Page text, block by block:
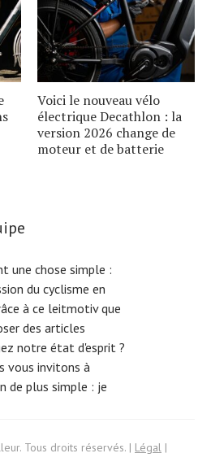
Voici le nouveau vélo
électrique Decathlon : la
version 2026 change de
moteur et de batterie
une chose simple :
du cyclisme en
à ce leitmotiv que
des articles
notre état d'esprit ?
vous invitons à
de plus simple : je
Tous droits réservés. | Légal |